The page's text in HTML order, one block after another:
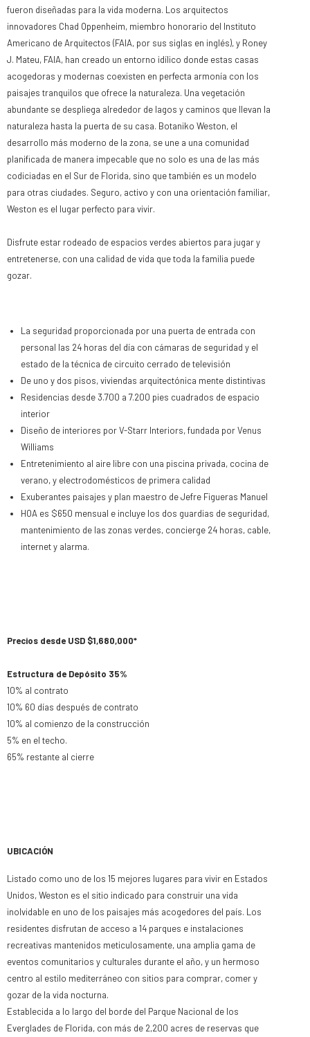
fueron diseñadas para la vida moderna. Los arquitectos
innovadores Chad Oppenheim, miembro honorario del Instituto
Americano de Arquitectos (FAIA, por sus siglas en inglés), y Roney
J. Mateu, FAIA, han creado un entorno idílico donde estas casas
acogedoras y modernas coexisten en perfecta armonía con los
paisajes tranquilos que ofrece la naturaleza. Una vegetación
abundante se despliega alrededor de lagos y caminos que llevan la
naturaleza hasta la puerta de su casa. Botaniko Weston, el
desarrollo más moderno de la zona, se une a una comunidad
planificada de manera impecable que no solo es una de las más
codiciadas en el Sur de Florida, sino que también es un modelo
para otras ciudades. Seguro, activo y con una orientación familiar,
Weston es el lugar perfecto para vivir.
Disfrute estar rodeado de espacios verdes abiertos para jugar y
entretenerse, con una calidad de vida que toda la familia puede
gozar.
La seguridad proporcionada por una puerta de entrada con
personal las 24 horas del día con cámaras de seguridad y el
estado de la técnica de circuito cerrado de televisión
De uno y dos pisos, viviendas arquitectónica mente distintivas
Residencias desde 3.700 a 7.200 pies cuadrados de espacio
interior
Diseño de interiores por V-Starr Interiors, fundada por Venus
Williams
Entretenimiento al aire libre con una piscina privada, cocina de
verano, y electrodomésticos de primera calidad
Exuberantes paisajes y plan maestro de Jefre Figueras Manuel
HOA es $650 mensual e incluye los dos guardias de seguridad,
mantenimiento de las zonas verdes, concierge 24 horas, cable,
internet y alarma.
Precios desde USD $1,680,000*
Estructura de Depósito 35%
10% al contrato
10% 60 días después de contrato
10% al comienzo de la construcción
5% en el techo.
65% restante al cierre
UBICACIÓN
Listado como uno de los 15 mejores lugares para vivir en Estados
Unidos, Weston es el sitio indicado para construir una vida
inolvidable en uno de los paisajes más acogedores del país. Los
residentes disfrutan de acceso a 14 parques e instalaciones
recreativas mantenidos meticulosamente, una amplia gama de
eventos comunitarios y culturales durante el año, y un hermoso
centro al estilo mediterráneo con sitios para comprar, comer y
gozar de la vida nocturna.
Establecida a lo largo del borde del Parque Nacional de los
Everglades de Florida, con más de 2,200 acres de reservas que